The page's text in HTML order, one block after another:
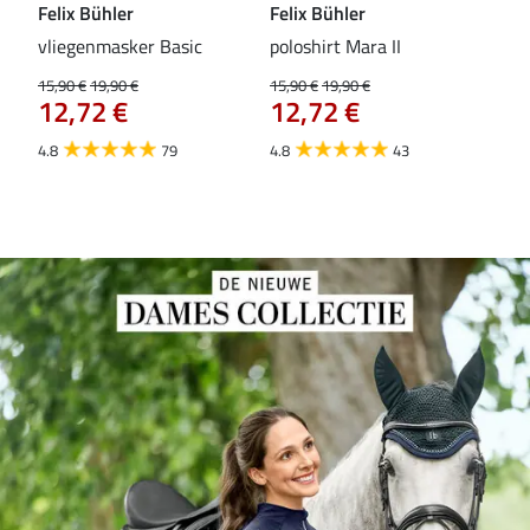
Felix Bühler
vliegenmasker Basic
15,90 €19,90 €
12,72 €
4.8 79
Felix Bühler
poloshirt Mara II
15,90 €19,90 €
12,72 €
4.8 43